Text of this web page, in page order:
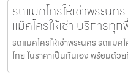
รถแมคโครให้เช่าพระนค
แม็คโครให้เช่า บริการทุ
รถแมคโครให้เช่าพระนคร รถแมค
ไทย ในราคาเป็นกันเอง พร้อมด้